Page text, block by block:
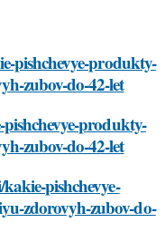
pishchevye-produkty-
zubov-do-42-let
produkty-
zubov-do-42-let
pishchevye-
zdorovyh-zubov-do-